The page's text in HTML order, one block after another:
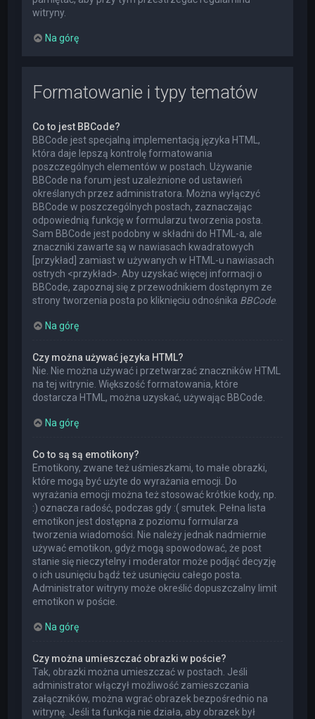
witryny.
Na górę
Formatowanie i typy tematów
Co to jest BBCode?
BBCode jest specjalną implementacją języka HTML,
która daje lepszą kontrolę formatowania
poszczególnych elementów w postach. Używanie
BBCode na forum jest uzależnione od ustawień
określanych przez administratora. Można wyłączyć
BBCode w poszczególnych postach, zaznaczając
odpowiednią funkcję w formularzu tworzenia posta.
Sam BBCode jest podobny w składni do HTML-a, ale
znaczniki zawarte są w nawiasach kwadratowych
[przykład] zamiast w używanych w HTML-u nawiasach
ostrych <przykład>. Aby uzyskać więcej informacji o
BBCode, zapoznaj się z przewodnikiem dostępnym ze
strony tworzenia posta po kliknięciu odnośnika BBCode.
Na górę
Czy można używać języka HTML?
Nie. Nie można używać i przetwarzać znaczników HTML
na tej witrynie. Większość formatowania, które
dostarcza HTML, można uzyskać, używając BBCode.
Na górę
Co to są są emotikony?
Emotikony, zwane też uśmieszkami, to małe obrazki,
które mogą być użyte do wyrażania emocji. Do
wyrażania emocji można też stosować krótkie kody, np.
:) oznacza radość, podczas gdy :( smutek. Pełna lista
emotikon jest dostępna z poziomu formularza
tworzenia wiadomości. Nie należy jednak nadmiernie
używać emotikon, gdyż mogą spowodować, że post
stanie się nieczytelny i moderator może podjąć decyzję
o ich usunięciu bądź też usunięciu całego posta.
Administrator witryny może określić dopuszczalny limit
emotikon w poście.
Na górę
Czy można umieszczać obrazki w poście?
Tak, obrazki można umieszczać w postach. Jeśli
administrator włączył możliwość zamieszczania
załączników, można wgrać obrazek bezpośrednio na
witrynę. Jeśli ta funkcja nie działa, aby obrazek był